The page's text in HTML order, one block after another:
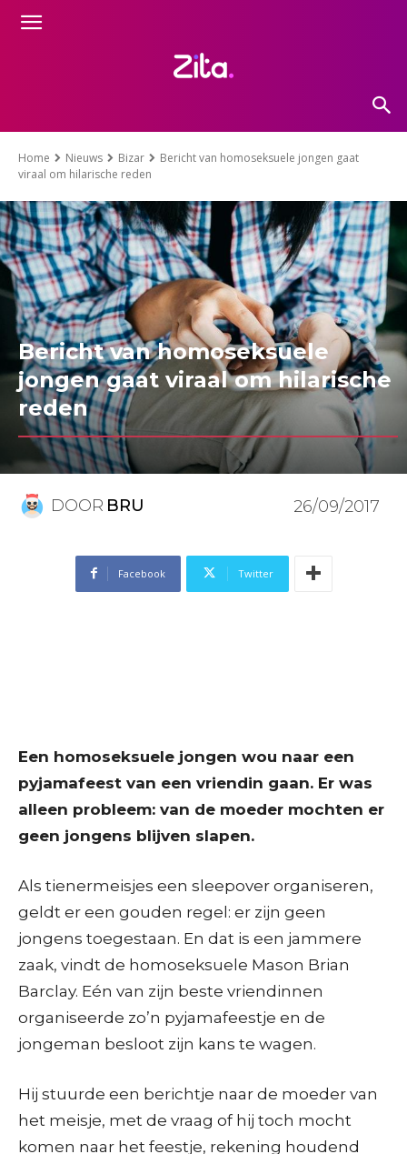
Home Nieuws Bizar
Bericht van homoseksuele jongen gaat
viraal om hilarische reden
Bericht van homoseksuele
jongen gaat viraal om hilarische
reden
DOOR BRU 26/09/2017
Facebook Twitter
Een homoseksuele jongen wou naar een
pyjamafeest van een vriendin gaan. Er was
alleen probleem: van de moeder mochten er
geen jongens blijven slapen.
Als tienermeisjes een sleepover organiseren,
geldt er een gouden regel: er zijn geen
jongens toegestaan. En dat is een jammere
zaak, vindt de homoseksuele Mason Brian
Barclay. Eén van zijn beste vriendinnen
organiseerde zo’n pyjamafeestje en de
jongeman besloot zijn kans te wagen.
Hij stuurde een berichtje naar de moeder van
het meisje, met de vraag of hij toch mocht
komen naar het feestje, rekening houdend